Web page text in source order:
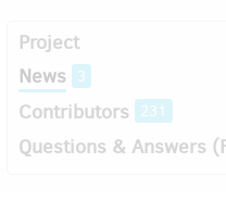
Project
News 3
Contributors 231
Questions & Answers